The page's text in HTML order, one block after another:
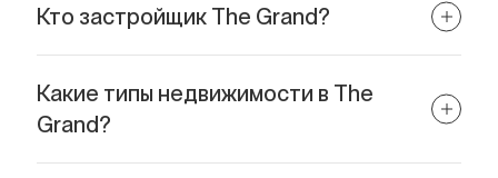
Кто застройщик The Grand?
Properties.
Какие типы недвижимости в The
Grand?